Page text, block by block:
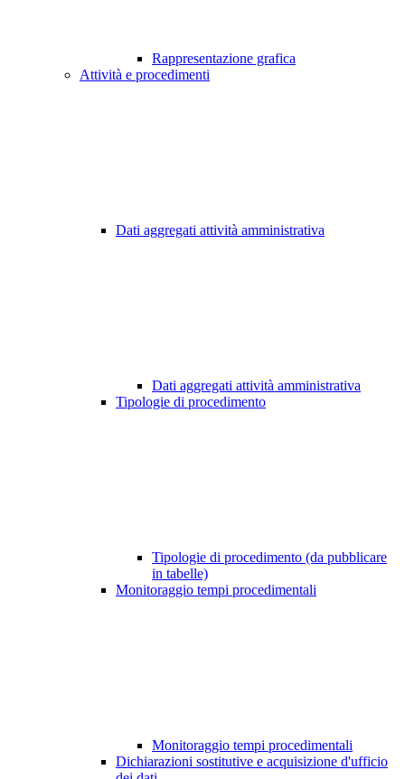
Rappresentazione grafica
Attività e procedimenti
Dati aggregati attività amministrativa
Dati aggregati attività amministrativa
Tipologie di procedimento
Tipologie di procedimento (da pubblicare
in tabelle)
Monitoraggio tempi procedimentali
Monitoraggio tempi procedimentali
Dichiarazioni sostitutive e acquisizione d'ufficio